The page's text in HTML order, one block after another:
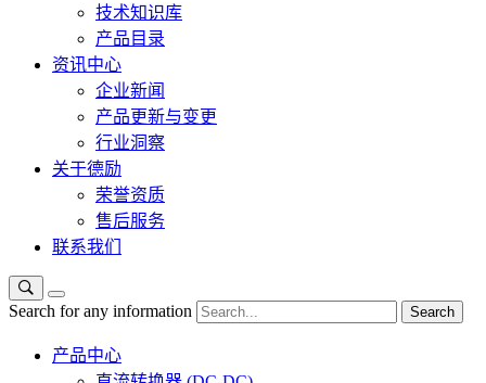
技术知识库
产品目录
资讯中心
企业新闻
产品更新与变更
行业洞察
关于德励
荣誉资质
售后服务
联系我们
Search for any information Search
产品中心